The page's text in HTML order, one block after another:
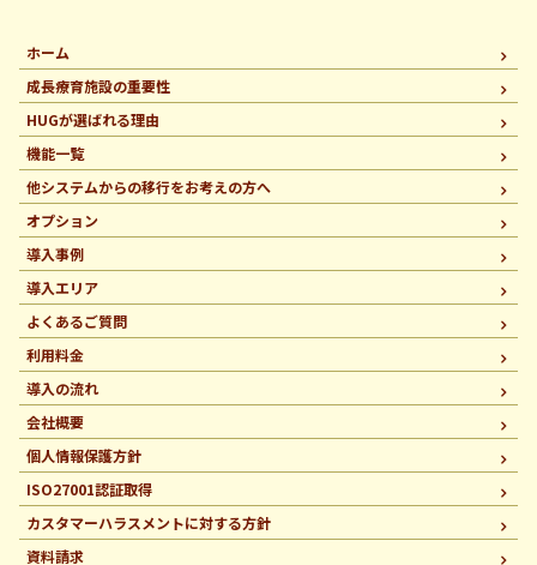
ホーム
成長療育施設の重要性
HUGが選ばれる理由
機能一覧
他システムからの移行をお考えの方へ
オプション
導入事例
導入エリア
よくあるご質問
利用料金
導入の流れ
会社概要
個人情報保護方針
ISO27001認証取得
カスタマーハラスメントに対する方針
資料請求